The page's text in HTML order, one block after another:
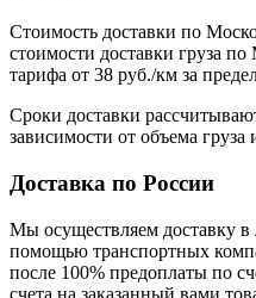
Стоимость доставки по
стоимости доставки груза
тарифа от 38 руб./км за
Сроки доставки
зависимости от объема
Доставка по России
Мы осуществляем доставку
помощью транспортных
после 100% предоплаты по
счета на заказанный вами